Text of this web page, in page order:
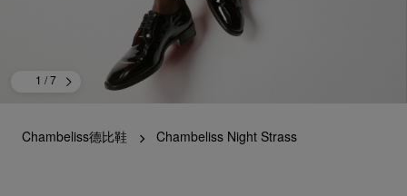
1 / 7
Chambeliss德比鞋 Chambeliss Night Strass